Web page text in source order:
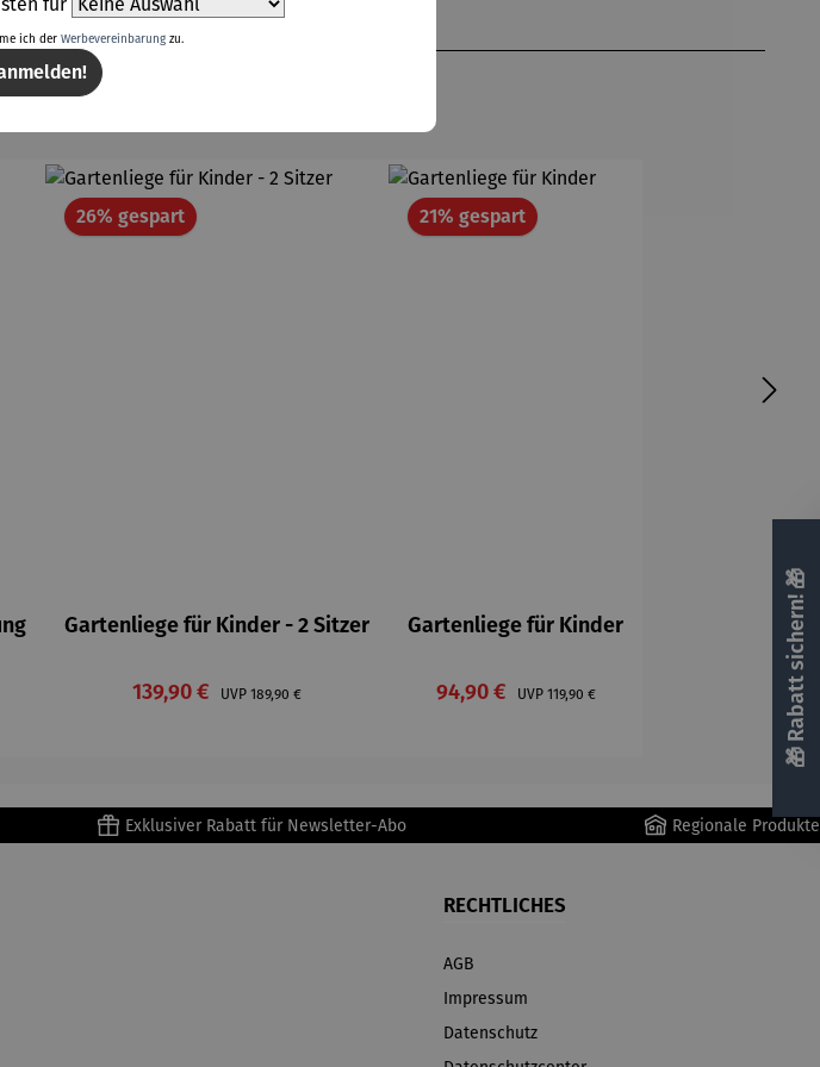
Produkte
26% gespartRabatt
Gartenliege für Kinder - 2 Sitzer
Verkaufspreis:
139,90 € UVP Regulärer Preis:
189,90 €
21% gespartRabatt
Gartenliege für Kinder
Verkaufspreis:
94,90 € UVP Regulärer Preis:
119,90 €
Exklusiver Rabatt für Newsletter-Abo Regionale Produkte
RECHTLICHES
AGB
Impressum
Datenschutz
🎁 Rabatt sichern! 🎁
ich der Werbevereinbarungzu.